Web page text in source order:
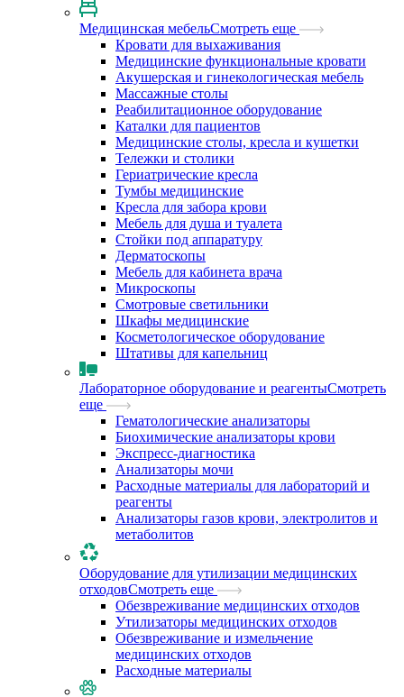
Медицинская мебельСмотреть еще
Кровати для выхаживания
Медицинские функциональные кровати
Акушерская и гинекологическая мебель
Массажные столы
Реабилитационное оборудование
Каталки для пациентов
Медицинские столы, кресла и кушетки
Тележки и столики
Гериатрические кресла
Тумбы медицинские
Кресла для забора крови
Мебель для душа и туалета
Стойки под аппаратуру
Дерматоскопы
Мебель для кабинета врача
Микроскопы
Смотровые светильники
Шкафы медицинские
Косметологическое оборудование
Штативы для капельниц
Лабораторное оборудование и реагентыСмотреть
еще
Гематологические анализаторы
Биохимические анализаторы крови
Экспресс-диагностика
Анализаторы мочи
Расходные материалы для лабораторий и
реагенты
Анализаторы газов крови, электролитов и
метаболитов
Оборудование для утилизации медицинских
отходовСмотреть еще
Обезвреживание медицинских отходов
Утилизаторы медицинских отходов
Обезвреживание и измельчение
медицинских отходов
Расходные материалы